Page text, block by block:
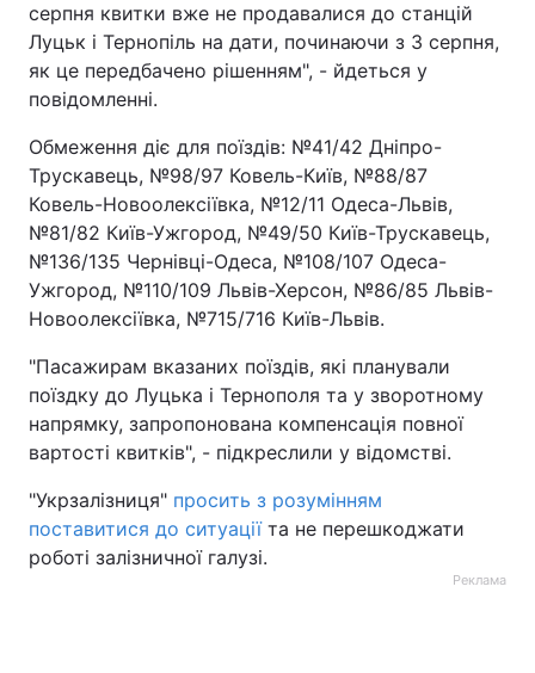
серпня квитки вже не продавалися до станцій
Луцьк і Тернопіль на дати, починаючи з 3 серпня,
як це передбачено рішенням", - йдеться у
повідомленні.
Обмеження діє для поїздів: №41/42 Дніпро-
Трускавець, №98/97 Ковель-Київ, №88/87
Ковель-Новоолексіївка, №12/11 Одеса-Львів,
№81/82 Київ-Ужгород, №49/50 Київ-Трускавець,
№136/135 Чернівці-Одеса, №108/107 Одеса-
Ужгород, №110/109 Львів-Херсон, №86/85 Львів-
Новоолексіївка, №715/716 Київ-Львів.
"Пасажирам вказаних поїздів, які планували
поїздку до Луцька і Тернополя та у зворотному
напрямку, запропонована компенсація повної
вартості квитків", - підкреслили у відомстві.
"Укрзалізниця" просить з розумінням
поставитися до ситуаціїта не перешкоджати
роботі залізничної галузі.
Реклама